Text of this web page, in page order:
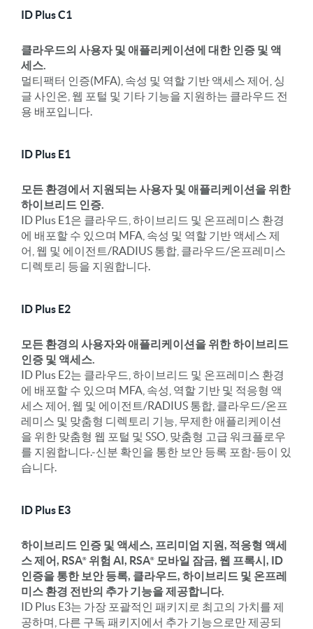
ID Plus C1
클라우드의 사용자 및 애플리케이션에 대한 인증 및 액
세스.
멀티팩터 인증(MFA), 속성 및 역할 기반 액세스 제어, 싱
글 사인온, 웹 포털 및 기타 기능을 지원하는 클라우드 전
용 배포입니다.
ID Plus E1
모든 환경에서 지원되는 사용자 및 애플리케이션을 위한
하이브리드 인증.
ID Plus E1은 클라우드, 하이브리드 및 온프레미스 환경
에 배포할 수 있으며 MFA, 속성 및 역할 기반 액세스 제
어, 웹 및 에이전트/RADIUS 통합, 클라우드/온프레미스
디렉토리 등을 지원합니다.
ID Plus E2
모든 환경의 사용자와 애플리케이션을 위한 하이브리드
인증 및 액세스.
ID Plus E2는 클라우드, 하이브리드 및 온프레미스 환경
에 배포할 수 있으며 MFA, 속성, 역할 기반 및 적응형 액
세스 제어, 웹 및 에이전트/RADIUS 통합, 클라우드/온프
레미스 및 맞춤형 디렉토리 기능, 무제한 애플리케이션
을 위한 맞춤형 웹 포털 및 SSO, 맞춤형 고급 워크플로우
를 지원합니다.-신분 확인을 통한 보안 등록 포함-등이 있
습니다.
ID Plus E3
하이브리드 인증 및 액세스, 프리미엄 지원, 적응형 액세
스 제어, RSA 위험 AI, RSA
모바일 잠금, 웹 프록시, ID
인증을 통한 보안 등록, 클라우드, 하이브리드 및 온프레
미스 환경 전반의 추가 기능을 제공합니다.
ID Plus E3는 가장 포괄적인 패키지로 최고의 가치를 제
공하며, 다른 구독 패키지에서 추가 기능으로만 제공되